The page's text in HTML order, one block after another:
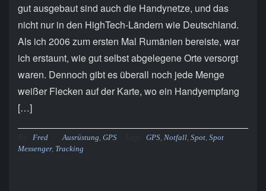
gut ausgebaut sind auch die Handynetze, und das
nicht nur in den HighTech-Ländern wie Deutschland.
Als ich 2006 zum ersten Mal Rumänien bereiste, war
ich erstaunt, wie gut selbst abgelegene Orte versorgt
waren. Dennoch gibt es überall noch jede Menge
weißer Flecken auf der Karte, wo ein Handyempfang
[…]
Fred Ausrüstung GPS GPS, Notfall, Spot, Spot
Messenger, Tracking